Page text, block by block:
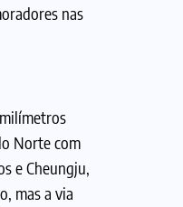
nas
Norte com
e Cheungju,
mas a via